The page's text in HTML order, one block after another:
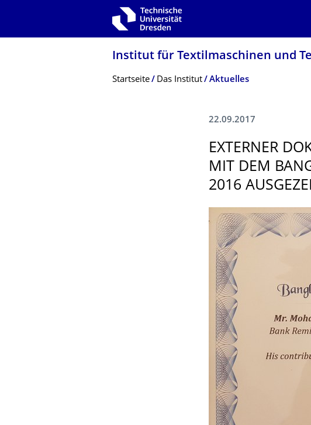
Zur Hauptnavigation springen
Institut für Textilmaschinen und
Breadcrumb-Menü
Startseite Das Institut Aktuelles
22.09.2017
EXTERNER
MIT DEM
2016